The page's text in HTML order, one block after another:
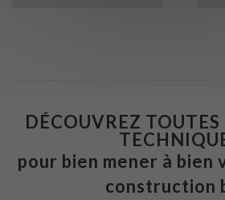
DÉCOUVREZ TOUTES
pour bien mener à bien
construction